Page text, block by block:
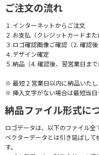
ご注文の流れ
１.インターネットからご注文
２.お支払（クレジットカードまた
３.ロゴ確認画像ご確認（2. 確認
４.デザイン確定
５.納品（4. 確認後、翌営業日まで
※ 最短 2 営業日以内に納品いたし
※ 挿入文字がない場合は最短当日
納品ファイル形式に
ロゴデータは、以下のファイル全
ベクターデータとは引き延ばし
す。